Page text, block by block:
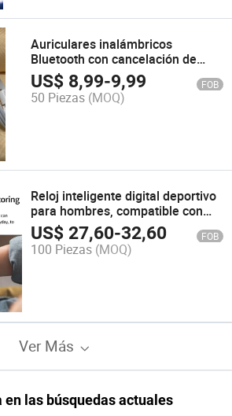
Auriculares inalámbricos
Bluetooth con cancelación de
ruido 5ND de generación Air
PRO2
US$ 8,99-9,99 FOB
50 Piezas (MOQ)
Reloj inteligente digital deportivo
para hombres, compatible con
iOS y Android. Soporta la mayoría
de los teléfonos inteligentes
US$27,60-32,60 FOB
100 Piezas (MOQ)
Ver Más
en las búsquedas actuales